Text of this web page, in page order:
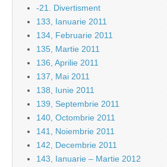
-21. Divertisment
133, Ianuarie 2011
134, Februarie 2011
135, Martie 2011
136, Aprilie 2011
137, Mai 2011
138, Iunie 2011
139, Septembrie 2011
140, Octombrie 2011
141, Noiembrie 2011
142, Decembrie 2011
143, Ianuarie – Martie 2012